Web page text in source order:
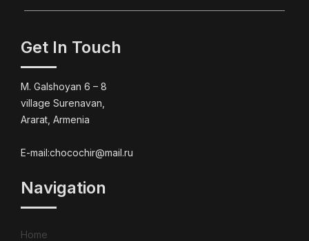
Get In Touch
M. Galshoyan 6 – 8
village Surenavan,
Ararat, Armenia
E-mail:chocochir@mail.ru
Navigation
Home